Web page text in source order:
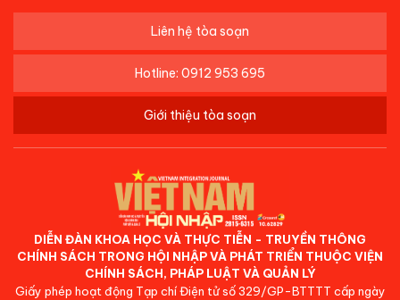
Liên hệ tòa soạn
Hotline: 0912 953 695
Giới thiệu tòa soạn
DIỄN ĐÀN KHOA HỌC VÀ THỰC TIỄN - TRUYỀN THÔNG
CHÍNH SÁCH TRONG HỘI NHẬP VÀ PHÁT TRIỂN THUỘC VIỆN
CHÍNH SÁCH, PHÁP LUẬT VÀ QUẢN LÝ
Giấy phép hoạt động Tạp chí Điện tử số 329/GP-BTTTT cấp ngày